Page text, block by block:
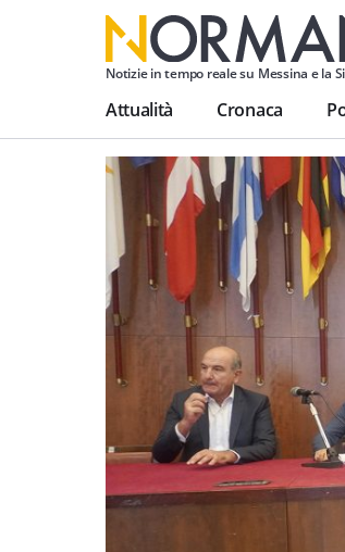
Notizie in tempo reale su Messina e la
Attualità Cronaca